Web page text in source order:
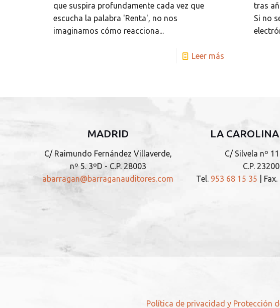
que suspira profundamente cada vez que
escucha la palabra 'Renta', no nos
imaginamos cómo reacciona...
Leer más
tras
Si no
MADRID
C/ Raimundo Fernández Villaverde,
nº 5. 3ºD - C.P. 28003
abarragan@barraganauditores.com
LA
C/ Silvela nº
C.P. 23200
Tel. 953 68 15 35 | Fax.
Política de privacidad y Protección